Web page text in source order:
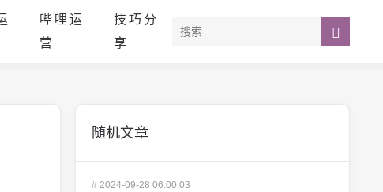
哔哩运
营
技巧分
享
随机文章
#2024-09-28 06:00:03